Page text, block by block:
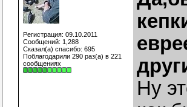
Регистрация: 09.10.2011
Сообщений: 1,288
Сказал(а) спасибо: 695
Поблагодарили 290 раз(а) в 221
сообщениях
Ну